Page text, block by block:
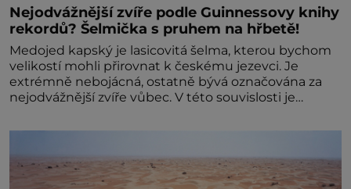
Nejodvážnější zvíře podle Guinnessovy knihy
rekordů? Šelmička s pruhem na hřbetě!
Medojed kapský je lasicovitá šelma, kterou bychom
velikostí mohli přirovnat k českému jezevci. Je
extrémně nebojácná, ostatně bývá označována za
nejodvážnější zvíře vůbec. V této souvislosti je